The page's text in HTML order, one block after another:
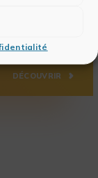
recherche
faire face
DÉCOUVRIR